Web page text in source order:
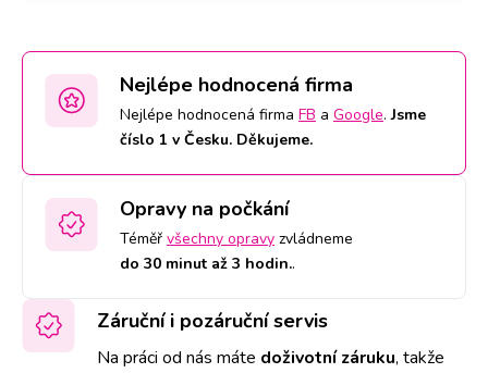
Nejlépe hodnocená firma
Nejlépe hodnocená firma FB a Google.Jsme
číslo 1 v Česku. Děkujeme.
Opravy na počkání
Téměř všechny opravy zvládneme
do 30 minut až 3 hodin..
Záruční i pozáruční servis
Na práci od nás máte doživotní záruku, takže